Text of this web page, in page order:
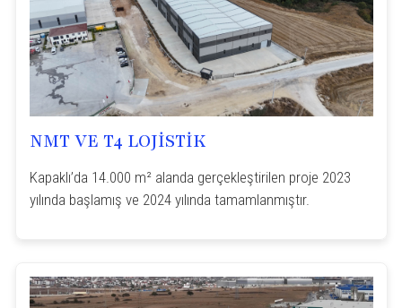
NMT VE T4 LOJİSTİK
Kapaklı’da 14.000 m² alanda gerçekleştirilen proje 2023
yılında başlamış ve 2024 yılında tamamlanmıştır.